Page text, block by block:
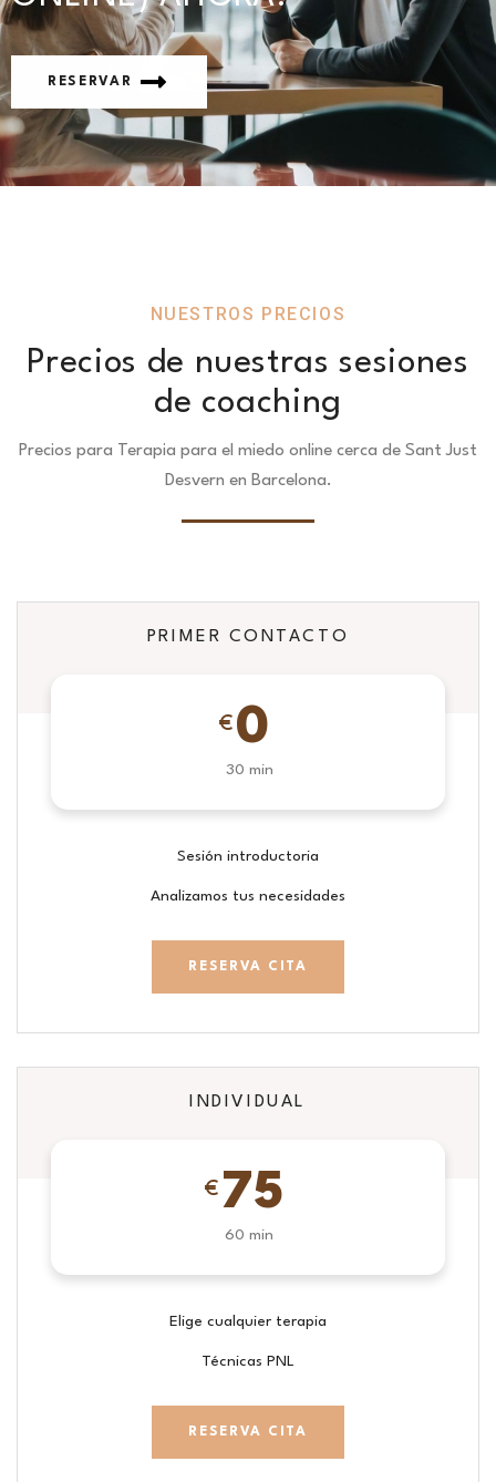
RESERVAR
NUESTROS PRECIOS
Precios de nuestras sesiones
de coaching
Precios para Terapia para el miedo online cerca de Sant Just
Desvern en Barcelona.
PRIMER CONTACTO
€ 0
30 min
Sesión introductoria
Analizamos tus necesidades
RESERVA CITA
INDIVIDUAL
€ 75
60 min
Elige cualquier terapia
Técnicas PNL
RESERVA CITA